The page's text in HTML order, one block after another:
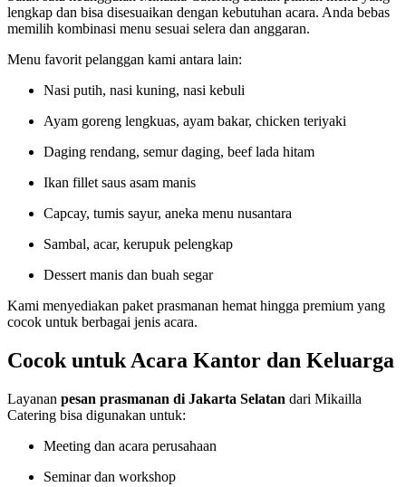
lengkap dan bisa disesuaikan dengan kebutuhan acara. Anda bebas
memilih kombinasi menu sesuai selera dan anggaran.
Menu favorit pelanggan kami antara lain:
Nasi putih, nasi kuning, nasi kebuli
Ayam goreng lengkuas, ayam bakar, chicken teriyaki
Daging rendang, semur daging, beef lada hitam
Ikan fillet saus asam manis
Capcay, tumis sayur, aneka menu nusantara
Sambal, acar, kerupuk pelengkap
Dessert manis dan buah segar
Kami menyediakan paket prasmanan hemat hingga premium yang
cocok untuk berbagai jenis acara.
Cocok untuk Acara Kantor dan Keluarga
Layanan pesan prasmanan di Jakarta Selatan dari Mikailla
Catering bisa digunakan untuk:
Meeting dan acara perusahaan
Seminar dan workshop